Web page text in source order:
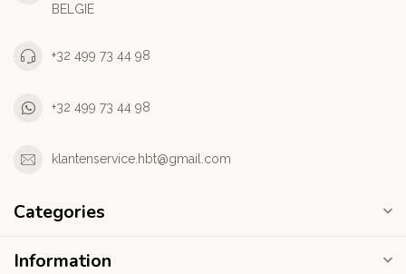
BELGIE
+32 499 73 44 98
+32 499 73 44 98
klantenservice.hbt@gmail.com
Categories
Information